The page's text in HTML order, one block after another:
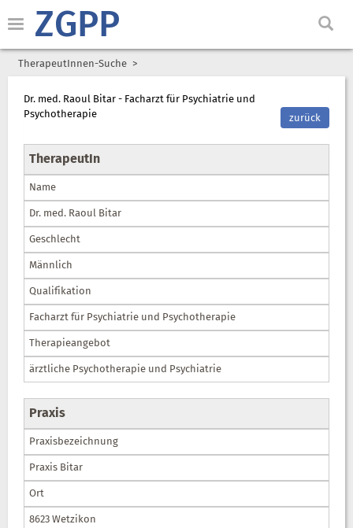
ZGPP
TherapeutInnen-Suche
Dr. med. Raoul Bitar - Facharzt für Psychiatrie und
Psychotherapie
zurück
TherapeutIn
Name
Dr. med. Raoul Bitar
Geschlecht
Männlich
Qualifikation
Facharzt für Psychiatrie und Psychotherapie
Therapieangebot
ärztliche Psychotherapie und Psychiatrie
Praxis
Praxisbezeichnung
Praxis Bitar
Ort
8623 Wetzikon